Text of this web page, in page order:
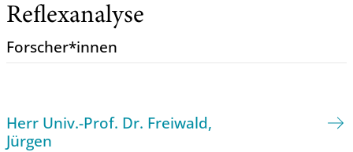
Reflexanalyse
Forscher*innen
Herr Univ.-Prof. Dr. Freiwald,
Jürgen